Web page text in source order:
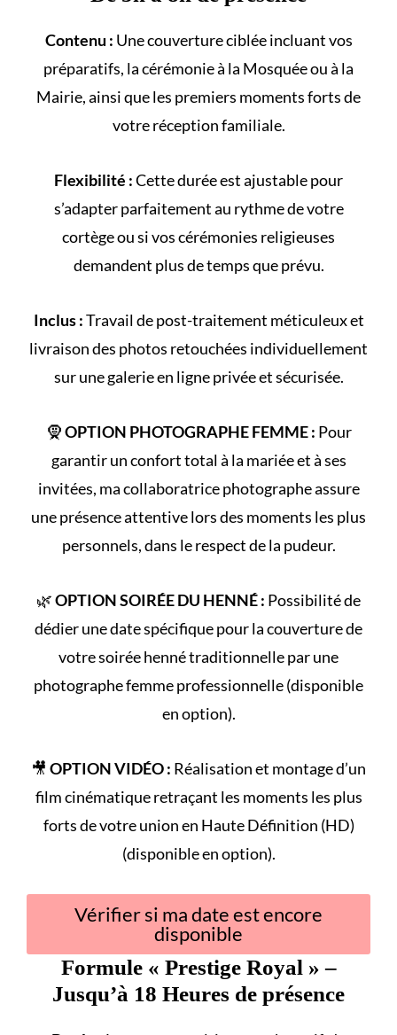
Contenu : Une couverture ciblée incluant vos
préparatifs, la cérémonie à la Mosquéeou à la
Mairie, ainsi que les premiers moments forts de
votreréception familiale.
Flexibilité :Cette durée est ajustable pour
s’adapter parfaitement au rythme de votre
cortègeou si vos cérémonies religieuses
demandent plus de temps que prévu.
Inclus :Travail de post-traitement méticuleux et
livraison des photos retouchées individuellement
sur une galerie en ligne privée et sécurisée.
🧕OPTION PHOTOGRAPHE FEMME : Pour
garantir un confort total à la mariée et à ses
invitées, ma collaboratrice photographe assure
une présence attentive lors des moments les plus
personnels, dans le respect de la pudeur.
🌿OPTION SOIRÉE DU HENNÉ : Possibilité de
dédier une date spécifique pour la couverture de
votresoirée hennétraditionnelle par une
photographe femme professionnelle (disponible
en option).
🎥 OPTION VIDÉO : Réalisation et montage d’un
film cinématique retraçant les moments les plus
fortsde votre union en Haute Définition (HD)
(disponible en option).
Vérifier si ma date est encore
disponible
Formule « Prestige Royal » –
Jusqu’à 18 Heures de présence